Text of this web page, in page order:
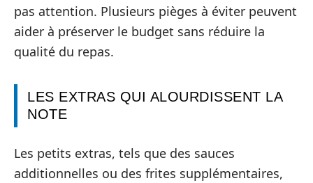
pas attention. Plusieurs pièges à éviter peuvent
aider à préserver le budget sans réduire la
qualité du repas.
LES EXTRAS QUI ALOURDISSENT LA
NOTE
Les petits extras, tels que des sauces
additionnelles ou des frites supplémentaires,